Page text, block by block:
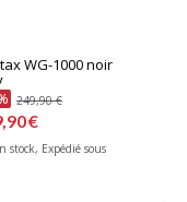
WG-1000 noir
249,90 €
€
stock, Expédié sous